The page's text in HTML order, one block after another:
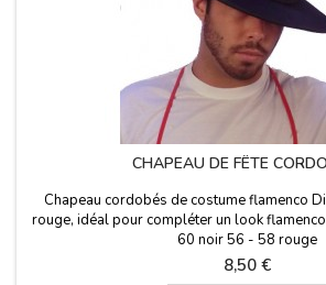
CHAPEAU DE FÊTE
Chapeau cordobés de costume flamenco
rouge, idéal pour compléter un look
60 noir 56 - 58 rouge
Prix
8,50 €